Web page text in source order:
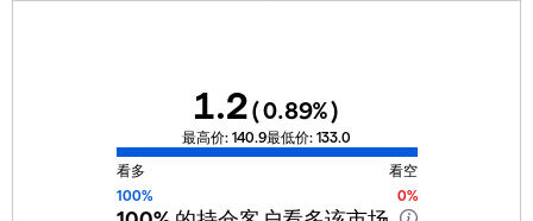
1.2(0.89%)
最高价: 140.9最低价: 133.0
看多
看空
100%
0%